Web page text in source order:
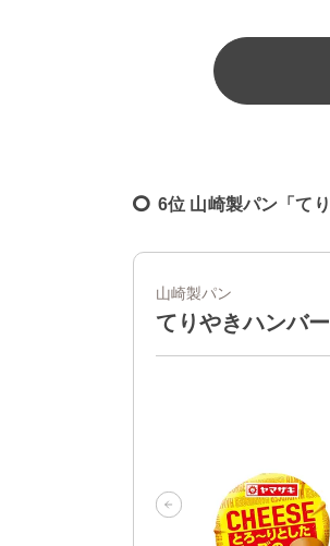
6位 山崎製パン「て
山崎製パン
てりやきハンバ